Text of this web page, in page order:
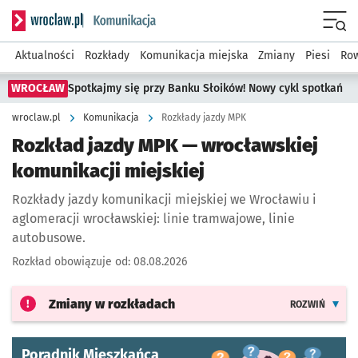
Serwis informacyjny wroclaw.pl podserwis: Komunikacja
Aktualności Rozkłady Komunikacja miejska Zmiany Piesi
WROCŁAW Spotkajmy się przy Banku Słoików! Nowy cykl spotkań
wroclaw.pl Komunikacja Rozkłady jazdy MPK
Rozkład jazdy MPK — wrocławskiej
komunikacji miejskiej
Rozkłady jazdy komunikacji miejskiej we Wrocławiu i
aglomeracji wrocławskiej: linie tramwajowe, linie
autobusowe.
Rozkład obowiązuje od: 08.08.2026
Zmiany w rozkładach ROZWIŃ